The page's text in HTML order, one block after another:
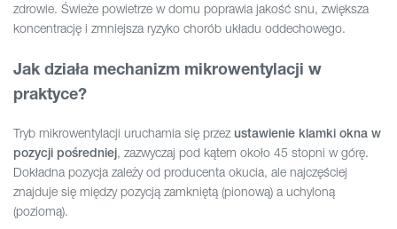
zdrowie. Świeże powietrze w domu poprawia jakość snu, zwiększa
koncentrację i zmniejsza ryzyko chorób układu oddechowego.
Jak działa mechanizm mikrowentylacji w
praktyce?
Tryb mikrowentylacji uruchamia się przez ustawienie klamki okna w
pozycji pośredniej, zazwyczaj pod kątem około 45 stopni w górę.
Dokładna pozycja zależy od producenta okucia, ale najczęściej
znajduje się między pozycją zamkniętą (pionową) a uchyloną
(poziomą).